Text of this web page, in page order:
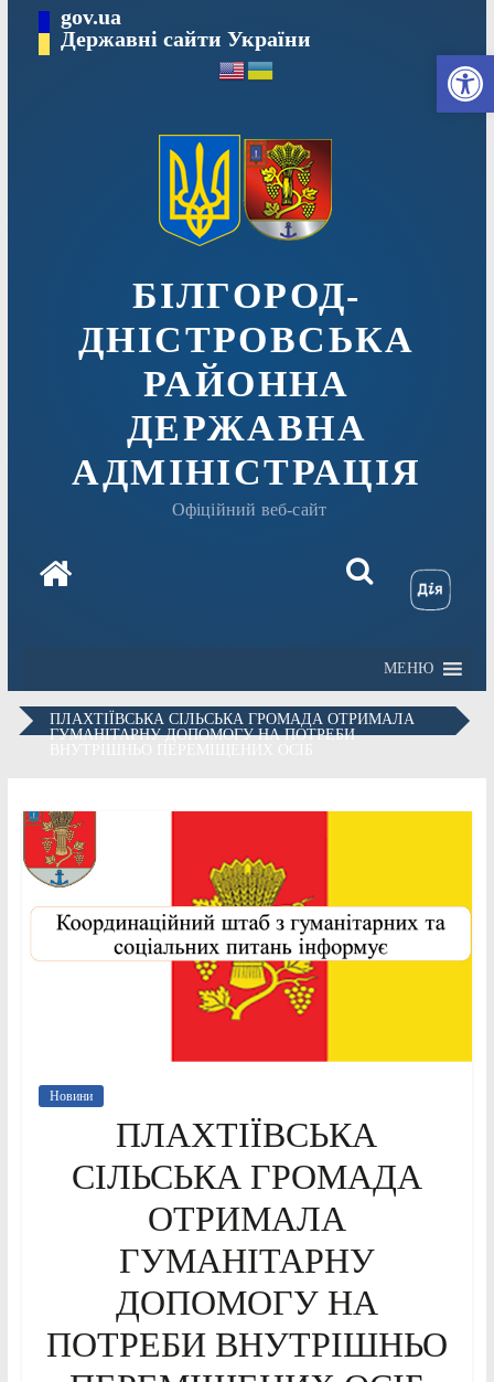
вмісту
gov.ua
Державні сайти України
БІЛГОРОД-
ДНІСТРОВСЬКА
РАЙОННА
ДЕРЖАВНА
АДМІНІСТРАЦІЯ
Офіційний веб-сайт
МЕНЮ
ПЛАХТІЇВСЬКА СІЛЬСЬКА ГРОМАДА ОТРИМАЛА
ГУМАНІТАРНУ ДОПОМОГУ НА ПОТРЕБИ
Новини
ПЛАХТІЇВСЬКА
СІЛЬСЬКА ГРОМАДА
ОТРИМАЛА
ГУМАНІТАРНУ
ДОПОМОГУ НА
ПОТРЕБИ ВНУТРІШНЬО